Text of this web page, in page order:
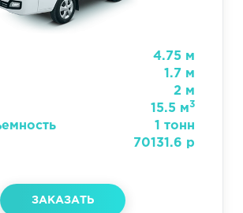
4.75 м
1.7 м
2 м
15.5 м3
1 тонн
70131.6 р
ЗАКАЗАТЬ